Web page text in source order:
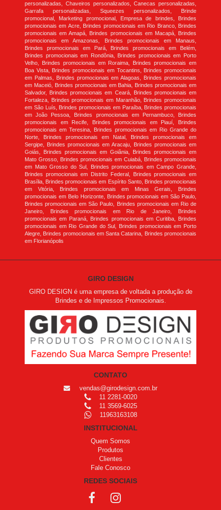
personalizadas, Chaveiros personalizados, Canecas personalizadas,
Garrafa personalizadas, Squeezes personalizados, Brinde
promocional, Marketing promocional, Empresa de brindes, Brindes
promocionais em Acre, Brindes promocionais em Rio Branco, Brindes
promocionais em Amapá, Brindes promocionais em Macapá, Brindes
promocionais em Amazonas, Brindes promocionais em Manaus,
Brindes promocionais em Pará, Brindes promocionais em Belém,
Brindes promocionais em Rondônia, Brindes promocionais em Porto
Velho, Brindes promocionais em Roraima, Brindes promocionais em
Boa Vista, Brindes promocionais em Tocantins, Brindes promocionais
em Palmas, Brindes promocionais em Alagoas, Brindes promocionais
em Maceió, Brindes promocionais em Bahia, Brindes promocionais em
Salvador, Brindes promocionais em Ceará, Brindes promocionais em
Fortaleza, Brindes promocionais em Maranhão, Brindes promocionais
em São Luís, Brindes promocionais em Paraíba, Brindes promocionais
em João Pessoa, Brindes promocionais em Pernambuco, Brindes
promocionais em Recife, Brindes promocionais em Piauí, Brindes
promocionais em Teresina, Brindes promocionais em Rio Grande do
Norte, Brindes promocionais em Natal, Brindes promocionais em
Sergipe, Brindes promocionais em Aracaju, Brindes promocionais em
Goiás, Brindes promocionais em Goiânia, Brindes promocionais em
Mato Grosso, Brindes promocionais em Cuiabá, Brindes promocionais
em Mato Grosso do Sul, Brindes promocionais em Campo Grande,
Brindes promocionais em Distrito Federal, Brindes promocionais em
Brasília, Brindes promocionais em Espírito Santo, Brindes promocionais
em Vitória, Brindes promocionais em Minas Gerais, Brindes
promocionais em Belo Horizonte, Brindes promocionais em São Paulo,
Brindes promocionais em São Paulo, Brindes promocionais em Rio de
Janeiro, Brindes promocionais em Rio de Janeiro, Brindes
promocionais em Paraná, Brindes promocionais em Curitiba, Brindes
promocionais em Rio Grande do Sul, Brindes promocionais em Porto
Alegre, Brindes promocionais em Santa Catarina, Brindes promocionais
em Florianópolis
GIRO DESIGN
GIRO DESIGN é uma empresa de voltada a produção de
Brindes e de Impressos Promocionais.
CONTATO
vendas@girodesign.com.br
11 2281-0020
11 3569-6025
11963163108
INSTITUCIONAL
Quem Somos
Produtos
Clientes
Fale Conosco
REDES SOCIAIS